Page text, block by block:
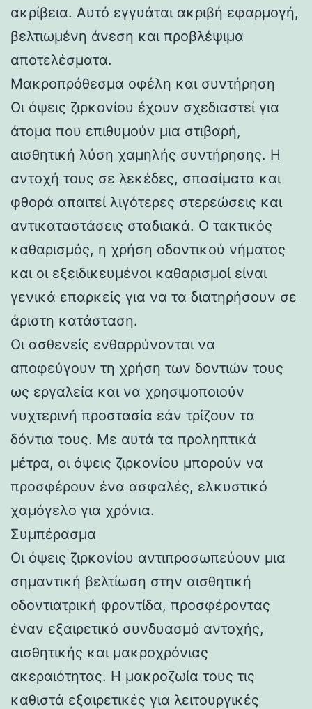
ακρίβεια. Αυτό εγγυάται ακριβή εφαρμογή,
βελτιωμένη άνεση και προβλέψιμα
αποτελέσματα.
Μακροπρόθεσμα οφέλη και συντήρηση
Οι όψεις ζιρκονίου έχουν σχεδιαστεί για
άτομα που επιθυμούν μια στιβαρή,
αισθητική λύση χαμηλής συντήρησης. Η
αντοχή τους σε λεκέδες, σπασίματα και
φθορά απαιτεί λιγότερες στερεώσεις και
αντικαταστάσεις σταδιακά. Ο τακτικός
καθαρισμός, η χρήση οδοντικού νήματος
και οι εξειδικευμένοι καθαρισμοί είναι
γενικά επαρκείς για να τα διατηρήσουν σε
άριστη κατάσταση.
Οι ασθενείς ενθαρρύνονται να
αποφεύγουν τη χρήση των δοντιών τους
ως εργαλεία και να χρησιμοποιούν
νυχτερινή προστασία εάν τρίζουν τα
δόντια τους. Με αυτά τα προληπτικά
μέτρα, οι όψεις ζιρκονίου μπορούν να
προσφέρουν ένα ασφαλές, ελκυστικό
χαμόγελο για χρόνια.
Συμπέρασμα
Οι όψεις ζιρκονίου αντιπροσωπεύουν μια
σημαντική βελτίωση στην αισθητική
οδοντιατρική φροντίδα, προσφέροντας
έναν εξαιρετικό συνδυασμό αντοχής,
αισθητικής και μακροχρόνιας
ακεραιότητας. Η μακροζωία τους τις
καθιστά εξαιρετικές για λειτουργικές